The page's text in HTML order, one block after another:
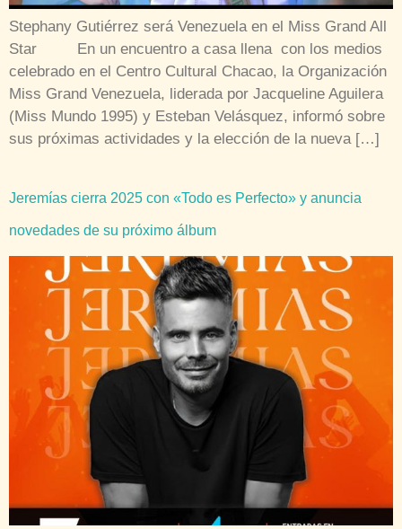
Stephany Gutiérrez será Venezuela en el Miss Grand All
Star En un encuentro a casa llena con los medios
celebrado en el Centro Cultural Chacao, la Organización
Miss Grand Venezuela, liderada por Jacqueline Aguilera
(Miss Mundo 1995) y Esteban Velásquez, informó sobre
sus próximas actividades y la elección de la nueva […]
Jeremías cierra 2025 con «Todo es Perfecto» y anuncia
novedades de su próximo álbum